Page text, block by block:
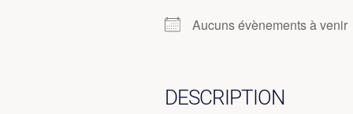
Aucuns évènements à venir
DESCRIPTION